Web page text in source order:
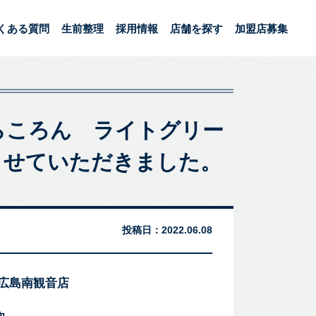
ある質問 生前整理 採用情報 店舗を探す 加盟店募集
ろん ライトグリー
いただきました。
投稿日： 2022.06.08
島南観音店